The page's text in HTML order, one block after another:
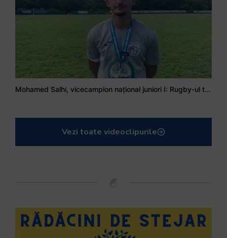
Mohamed Salhi, vicecampion național juniori I: Rugby-ul te învață să accepți și înfrângerile
Vezi toate videoclipurile